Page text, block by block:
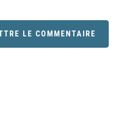
LE COMMENTAIRE